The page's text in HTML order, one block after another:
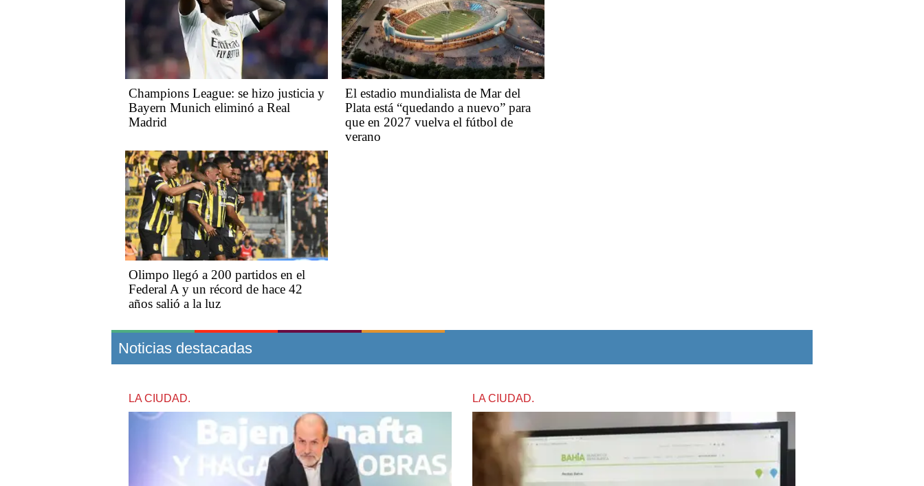
Champions League: se hizo justicia y
Bayern Munich eliminó a Real
Madrid
El estadio mundialista de Mar del
Plata está “quedando a nuevo” para
que en 2027 vuelva el fútbol de
verano
Olimpo llegó a 200 partidos en el
Federal A y un récord de hace 42
años salió a la luz
Noticias destacadas
LA CIUDAD. LA CIUDAD.